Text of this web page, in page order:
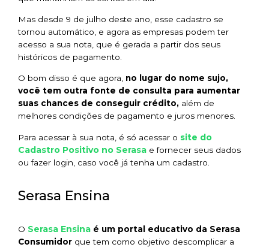
Mas desde 9 de julho deste ano, esse cadastro se
tornou automático, e agora as empresas podem ter
acesso a sua nota, que é gerada a partir dos seus
históricos de pagamento.
O bom disso é que agora, no lugar do nome sujo,
você tem outra fonte de consulta para aumentar
suas chances de conseguir crédito, além de
melhores condições de pagamento e juros menores.
Para acessar à sua nota, é só acessar o site do
Cadastro Positivo no Serasa e fornecer seus dados
ou fazer login, caso você já tenha um cadastro.
Serasa Ensina
O Serasa Ensina é um portal educativo da Serasa
Consumidor que tem como objetivo descomplicar a